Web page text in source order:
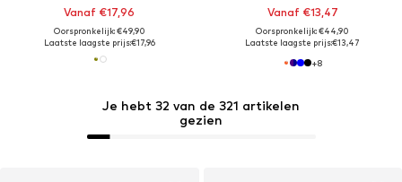
Je hebt 32 van de 321 artikelen
gezien
Vanaf €17,96
Oorspronkelijk: €49,90
Laatste laagste prijs:€17,96
Vanaf €13,47
Oorspronkelijk: €44,90
Laatste laagste prijs:€13,47
+8